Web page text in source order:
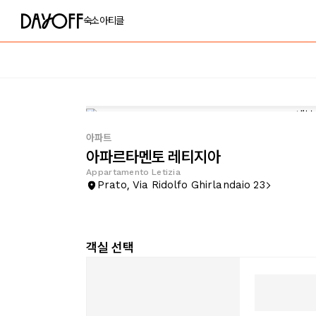
숙소아티클
아파트
아파르타멘토 레티지아
Appartamento Letizia
Prato, Via Ridolfo Ghirlandaio 23
객실 선택